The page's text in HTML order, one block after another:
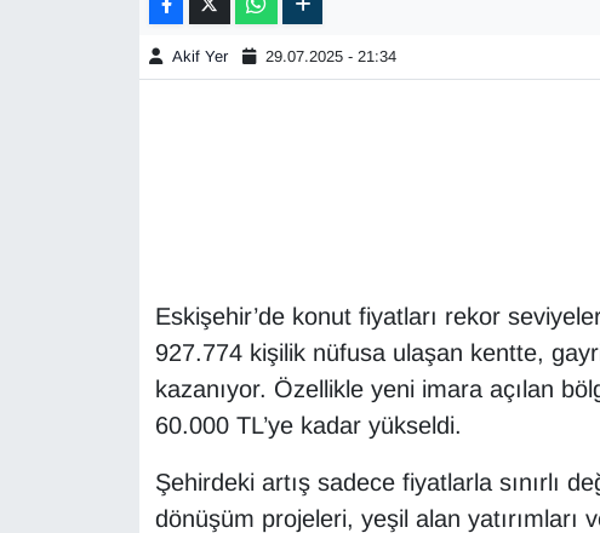
Akif Yer 29.07.2025 - 21:34
Eskişehir’de konut fiyatları rekor
927.774 kişilik nüfusa ulaşan kentte,
kazanıyor. Özellikle yeni imara açılan
60.000 TL’ye kadar yükseldi.
Şehirdeki artış sadece fiyatlarla sınırlı
dönüşüm projeleri, yeşil alan yatırımları